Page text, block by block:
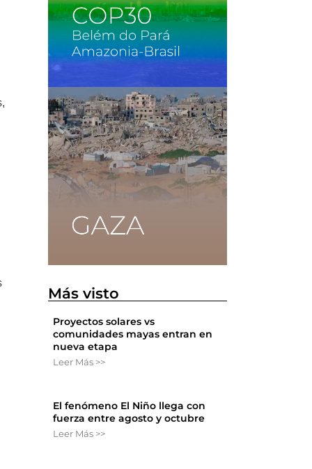
Más visto
Proyectos solares vs
comunidades mayas entran en
nueva etapa
Leer Más >>
El fenómeno El Niño llega con
fuerza entre agosto y octubre
Leer Más >>